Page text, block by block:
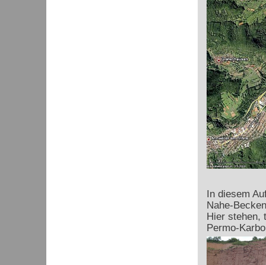
In diesem
Nahe-
Hier stehen,
Permo-